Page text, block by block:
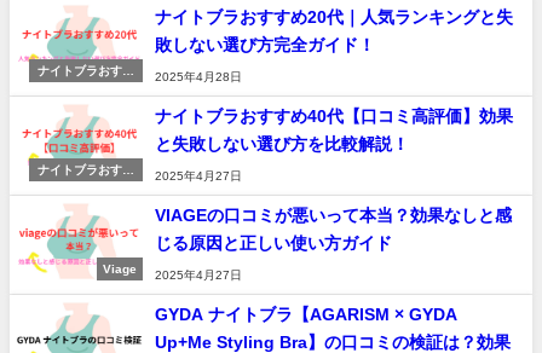
ナイトブラおすす
ナイトブラおすすめ20代｜人気ランキングと失
敗しない選び方完全ガイド！
2025年4月28日
ナイトブラおすす
ナイトブラおすすめ40代【口コミ高評価】効果
と失敗しない選び方を比較解説！
2025年4月27日
Viage
VIAGEの口コミが悪いって本当？効果なしと感
じる原因と正しい使い方ガイド
2025年4月27日
GYDA ナイトブラ【AGARISM × GYDA
Up+Me Styling Bra】の口コミの検証は？効果